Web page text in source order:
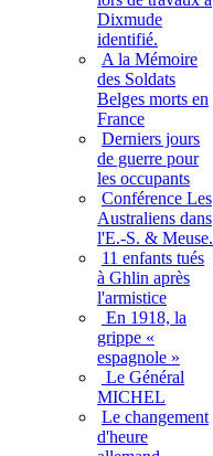
Dixmude
identifié.
A la Mémoire
des Soldats
Belges morts en
France
Derniers jours
de guerre pour
les occupants
Conférence Les
Australiens dans
l'E.-S. & Meuse.
11 enfants tués
à Ghlin après
l'armistice
En 1918, la
grippe «
espagnole »
Le Général
MICHEL
Le changement
d'heure